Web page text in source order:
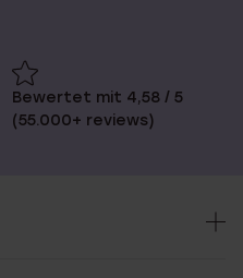
Bewertet mit 4,58 / 5
(55.000+ reviews)